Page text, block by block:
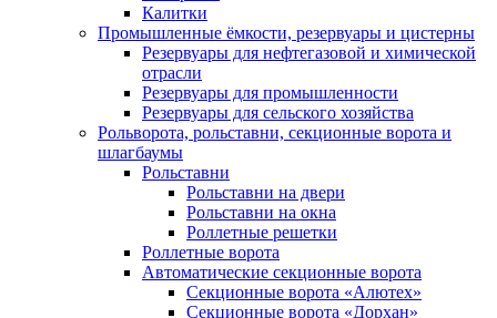
Калитки
Промышленные ёмкости, резервуары и цистерны
Резервуары для нефтегазовой и химической
отрасли
Резервуары для промышленности
Резервуары для сельского хозяйства
Рольворота, рольставни, секционные ворота и
шлагбаумы
Рольставни
Рольставни на двери
Рольставни на окна
Роллетные решетки
Роллетные ворота
Автоматические секционные ворота
Секционные ворота «Алютех»
Секционные ворота «Дорхан»